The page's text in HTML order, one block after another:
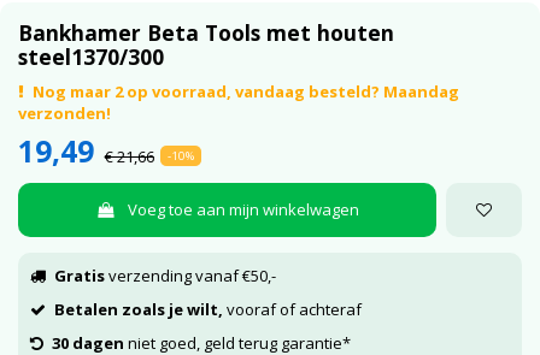
Bankhamer Beta Tools met houten
steel1370/300
Nog maar 2 op voorraad, vandaag besteld? Maandag
verzonden!
19,49 € 21,66 -10%
Voeg toe aan mijn winkelwagen
Gratisverzending vanaf €50,-
Betalen zoals je wilt, vooraf of achteraf
30 dagen niet goed, geld terug garantie*